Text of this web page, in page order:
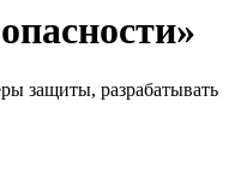
защиты, разрабатывать